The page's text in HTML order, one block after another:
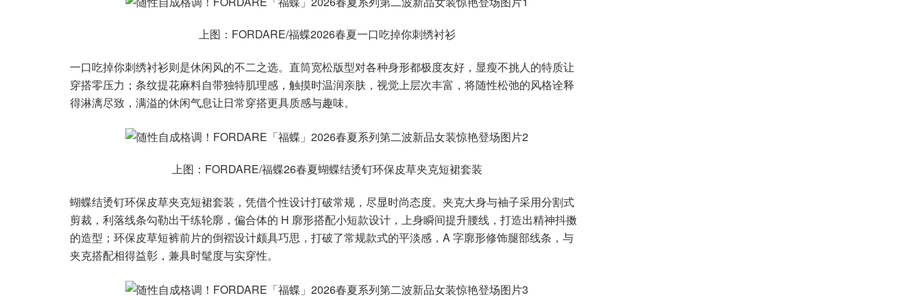
上图：FORDARE/福蝶2026春夏一口吃掉你刺绣衬衫
一口吃掉你刺绣衬衫则是休闲风的不二之选。直筒宽松版型对各种身形都极度友好，显瘦不挑人的特质让
穿搭零压力；条纹提花麻料自带独特肌理感，触摸时温润亲肤，视觉上层次丰富，将随性松弛的风格诠释
得淋漓尽致，满溢的休闲气息让日常穿搭更具质感与趣味。
上图：FORDARE/福蝶26春夏蝴蝶结烫钉环保皮草夹克短裙套装
蝴蝶结烫钉环保皮草夹克短裙套装，凭借个性设计打破常规，尽显时尚态度。夹克大身与袖子采用分割式
剪裁，利落线条勾勒出干练轮廓，偏合体的 H 廓形搭配小短款设计，上身瞬间提升腰线，打造出精神抖擞
的造型；环保皮草短裤前片的倒褶设计颇具巧思，打破了常规款式的平淡感，A 字廓形修饰腿部线条，与
夹克搭配相得益彰，兼具时髦度与实穿性。